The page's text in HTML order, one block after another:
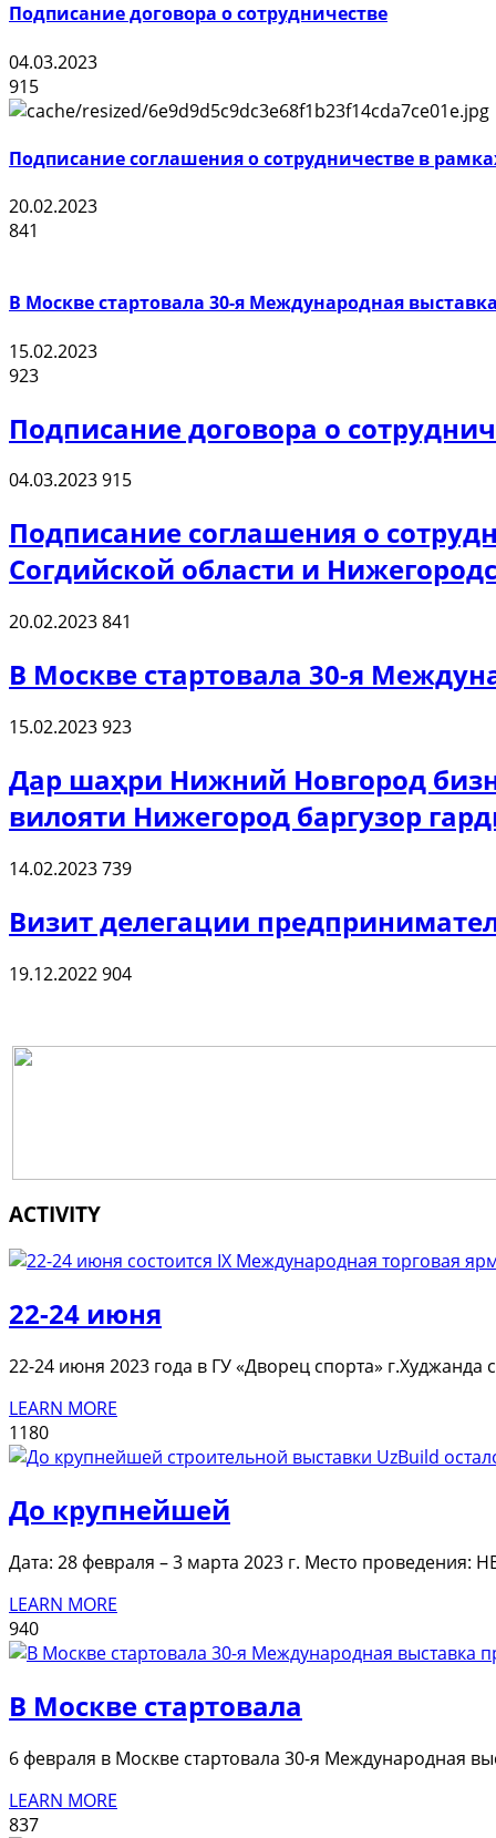
Подписание договора о сотрудничестве
04.03.2023
915
Подписание соглашения о сотрудничестве в
20.02.2023
841
В Москве стартовала 30-я Международная
15.02.2023
923
Подписание договора о
04.03.2023915
Подписание соглашения о
Согдийской области и
20.02.2023841
В Москве стартовала 30-я
15.02.2023923
Дар шаҳри Нижний Новгород
вилояти Нижегород баргузор
14.02.2023739
Визит делегации
19.12.2022904
ACTIVITY
22-24 июня
22-24 июня 2023 года в ГУ «Дворец спорта» г.Худжанда
LEARN MORE
1180
До крупнейшей
Дата: 28 февраля – 3 марта 2023 г. Место проведения:
LEARN MORE
940
В Москве стартовала
6 февраля в Москве стартовала 30-я Международная
LEARN MORE
837